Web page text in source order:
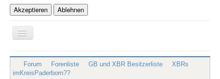
Akzeptieren
Ablehnen
Navigation
an/aus
XBR.de
Technik
Forum Forenliste GB und XBR Besitzerliste
XBRs
imKreisPaderborn??